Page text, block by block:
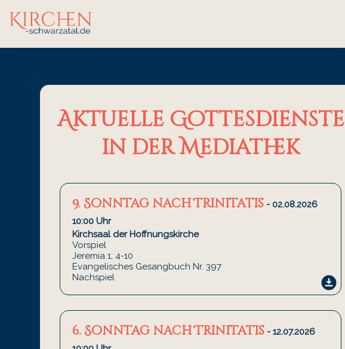
Aktuelle Gottesdienste
in der Mediathek
9. Sonntag nach Trinitatis- 02.08.2026
10:00 Uhr
Kirchsaal der Hoffnungskirche
Vorspiel
Jeremia 1; 4-10
Evangelisches Gesangbuch Nr. 397
Nachspiel
download_for_offline
6. Sonntag nach Trinitatis- 12.07.2026